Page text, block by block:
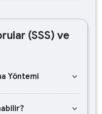
(SSS) ve
Yöntemi keyboard_arrow_down
keyboard_arrow_down